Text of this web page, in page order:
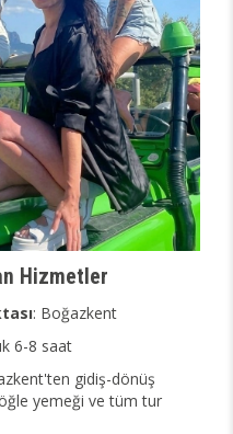
Hizmetler
: Boğazkent
6-8 saat
gidiş-dönüş
yemeği ve tüm tur